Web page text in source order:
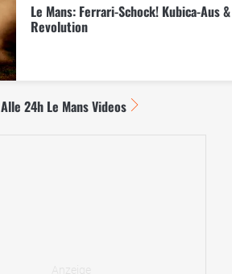
Le Mans: Ferrari-Schock! Kubica-Aus
Revolution
Alle 24h Le Mans Videos